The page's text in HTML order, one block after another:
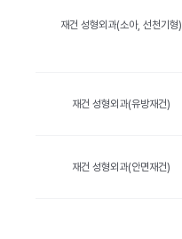
재건 성형외과(소아, 선천기형)
재건 성형외과(유방재건)
재건 성형외과(안면재건)